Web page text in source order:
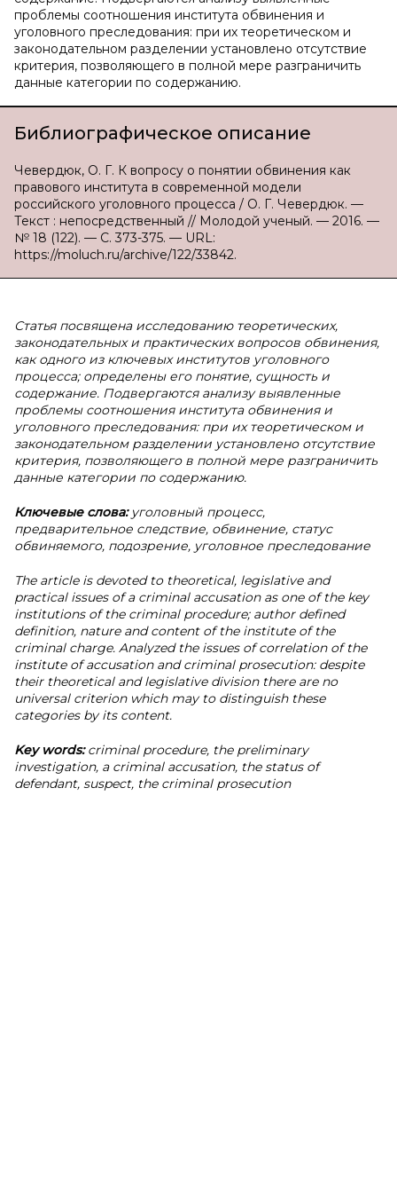
проблемы соотношения института обвинения и
уголовного преследования: при их теоретическом и
законодательном разделении установлено отсутствие
критерия, позволяющего в полной мере разграничить
данные категории по содержанию.
Библиографическое описание
Чевердюк, О. Г. К вопросу о понятии обвинения как
правового института в современной модели
российского уголовного процесса / О. Г. Чевердюк. —
Текст : непосредственный // Молодой ученый. — 2016. —
№ 18 (122). — С. 373-375. — URL:
https://moluch.ru/archive/122/33842.
Статья посвящена исследованию теоретических,
законодательных и практических вопросов обвинения,
как одного из ключевых институтов уголовного
процесса; определены его понятие, сущность и
содержание. Подвергаются анализу выявленные
проблемы соотношения института обвинения и
уголовного преследования: при их теоретическом и
законодательном разделении установлено отсутствие
критерия, позволяющего в полной мере разграничить
данные категории по содержанию.
Ключевые слова:уголовный процесс,
предварительное следствие, обвинение, статус
обвиняемого, подозрение, уголовное преследование
The article is devoted to theoretical, legislative and
practical issues of a criminal accusation as one of the key
institutions of the criminal procedure; author defined
definition, nature and content of the institute of the
criminal charge. Analyzed the issues of correlation of the
institute of accusation and criminal prosecution: despite
their theoretical and legislative division there are no
universal criterion which may to distinguish these
categories by its content.
Key words:criminal procedure, the preliminary
investigation, a criminal accusation, the status of
defendant, suspect, the criminal prosecution